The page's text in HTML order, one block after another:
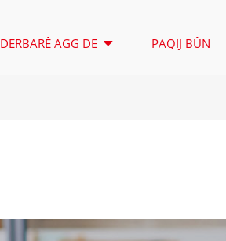
DERBARÊ AGG DE PAQIJ BÛN